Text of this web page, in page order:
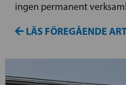
ingen permanent
LÄS FÖREGÅENDE